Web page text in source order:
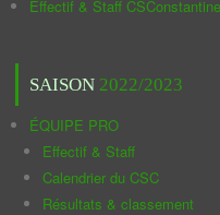
Effectif & Staff CSConstantine
SAISON 2022/2023
ÉQUIPE PRO
Effectif & Staff
Calendrier du CSC
Résultats & classement